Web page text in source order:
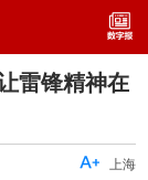
雷锋精神在
上海
